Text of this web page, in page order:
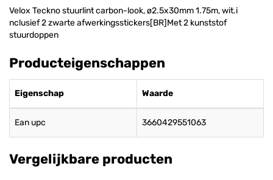
Velox Teckno stuurlint carbon-look, ø2.5x30mm 1.75m, wit.i
nclusief 2 zwarte afwerkingsstickers[BR]Met 2 kunststof
stuurdoppen
Producteigenschappen
Eigenschap Waarde
Ean upc 3660429551063
Vergelijkbare producten